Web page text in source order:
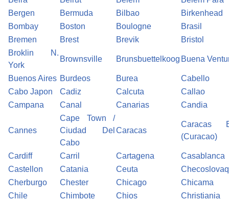
Bergen
Bermuda Bilbao
Birkenhead
Bombay
Boston Boulogne
Brasil
Bremen
Brest Brevik
Bristol
Broklin N.
York
Brownsville Brunsbuettelkoog Buena
Buenos Aires Burdeos Burea
Cabello
Cabo Japon
Cadiz Calcuta
Callao
Campana
Canal Canarias Candia
Cannes
Cape Town /
Ciudad Del
Cabo
Caracas
Caracas
(Curacao)
Cardiff Carril Cartagena
Casablanca
Castellon
Catania Ceuta
Cherburgo
Chester Chicago
Chicama
Chile
Chimbote Chios
Christiania